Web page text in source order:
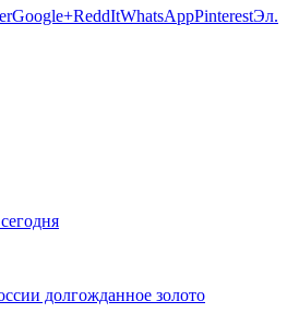
Google+ReddItWhatsAppPinterestЭл.
долгожданное золото